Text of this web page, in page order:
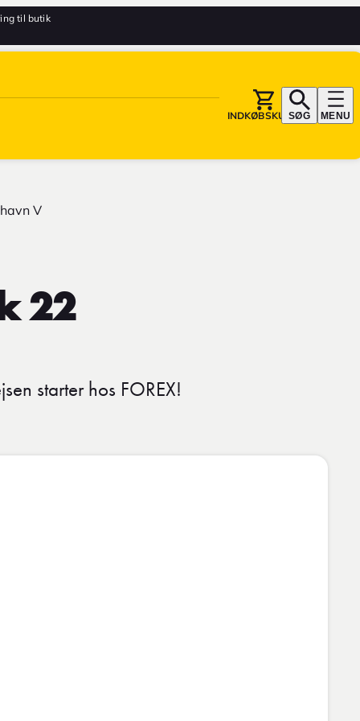
til butik
INDKØBSKURVSØG MENU
V
22
starter hos FOREX!